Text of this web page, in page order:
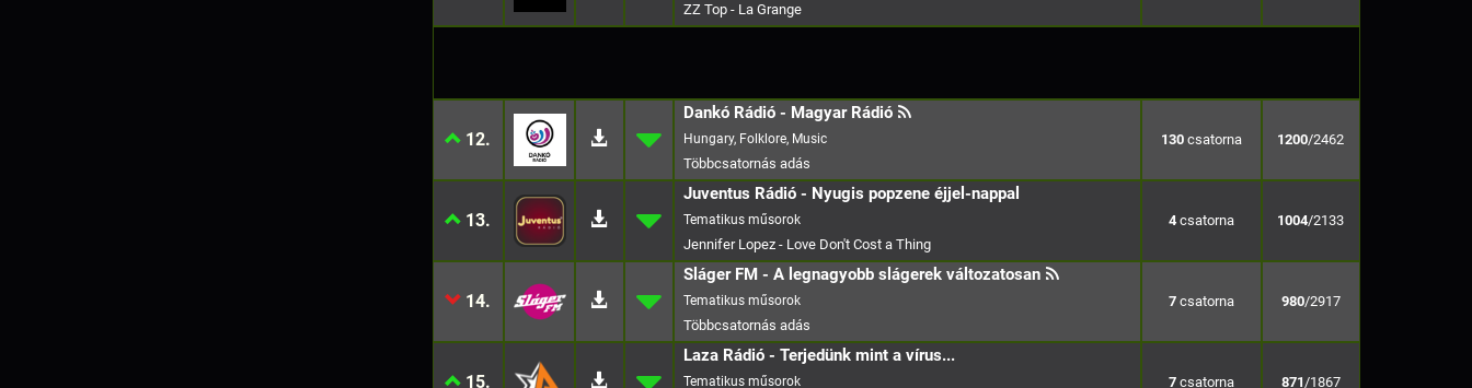
ZZ Top - La Grange
12.
Dankó Rádió - Magyar Rádió
Hungary, Folklore, Music 130 1200/2462
13.
Juventus Rádió - Nyugis popzene éjjel-nappal
Jennifer Lopez - Love Don't Cost a Thing
4 1004/2133
14.
Sláger FM - A legnagyobb slágerek változatosan
7 980/2917
15.
Laza Rádió - Terjedünk mint a vírus...
7 871/1867